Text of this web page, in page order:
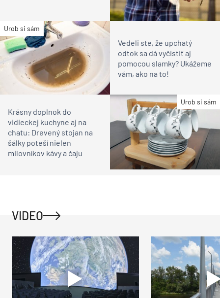
Urob si sám
Vedeli ste, že upchatý
odtok sa dá vyčistiť aj
pomocou slamky? Ukážeme
vám, ako na to!
Urob si sám
Krásny doplnok do
vidieckej kuchyne aj na
chatu: Drevený stojan na
šálky poteší nielen
milovníkov kávy a čaju
VIDEO